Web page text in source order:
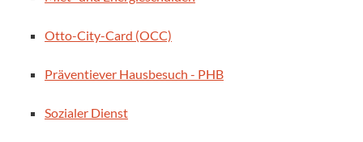
Otto-City-Card (OCC)
Präventiever Hausbesuch - PHB
Sozialer Dienst